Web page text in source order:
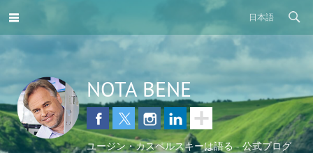
日本語
NOTA BENE
ユージン・カスペルスキーは語る - 公式ブログ